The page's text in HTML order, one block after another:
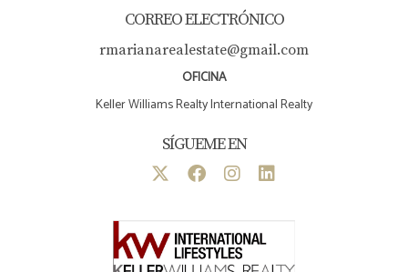
CORREO ELECTRÓNICO
rmarianarealestate@gmail.com
OFICINA
Keller Williams Realty International Realty
SÍGUEME EN